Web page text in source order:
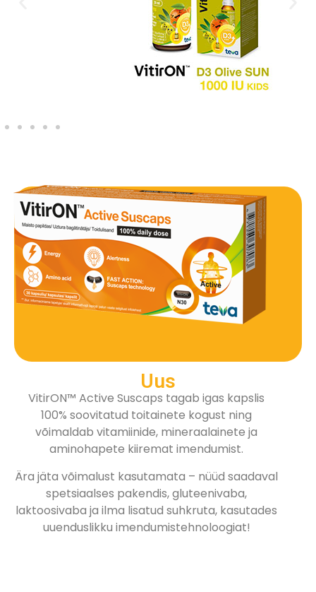
Uus
VitirON™ Active Suscaps tagab igas kapslis
100% soovitatud toitainete kogust ning
võimaldab vitamiinide, mineraalainete ja
aminohapete kiiremat imendumist.
Ära jäta võimalust kasutamata – nüüd saadaval
spetsiaalses pakendis, gluteenivaba,
laktoosivaba ja ilma lisatud suhkruta, kasutades
uuenduslikku imendumistehnoloogiat!